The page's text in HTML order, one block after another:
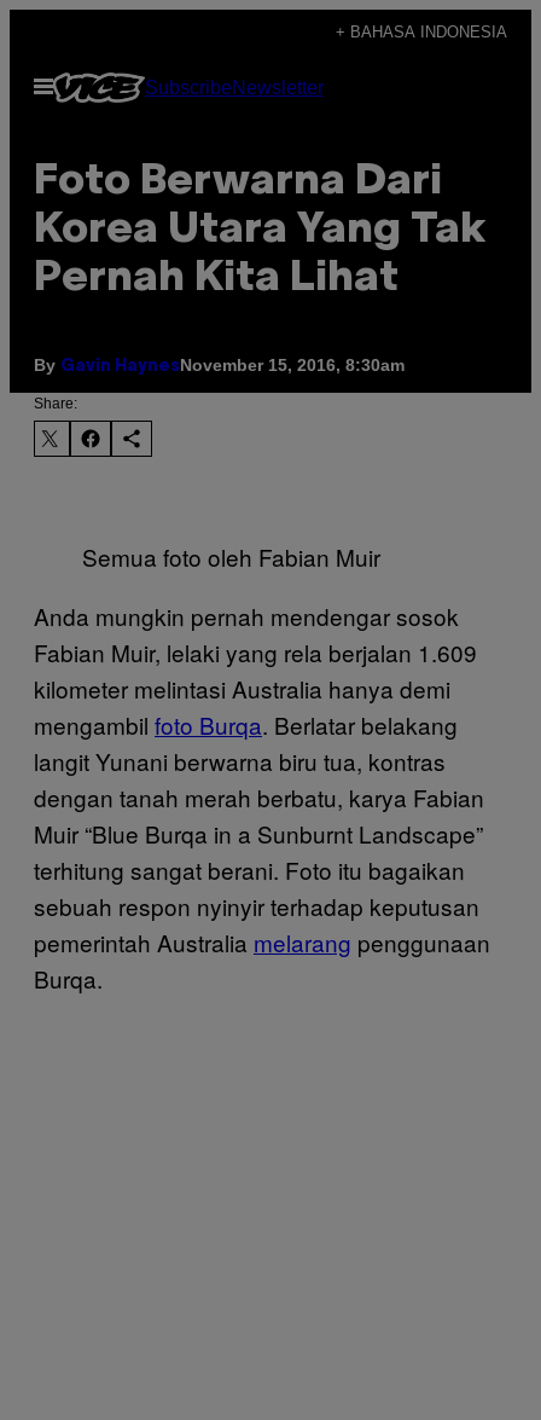
content
+ BAHASA INDONESIA
Open
Menu
SubscribeNewsletter
Foto Berwarna Dari
Korea Utara Yang Tak
Pernah Kita Lihat
By Gavin HaynesNovember 15, 2016, 8:30am
Share:
Semua foto oleh Fabian Muir
Anda mungkin pernah mendengar sosok
Fabian Muir, lelaki yang rela berjalan 1.609
kilometer melintasi Australia hanya demi
mengambil foto Burqa. Berlatar belakang
langit Yunani berwarna biru tua, kontras
dengan tanah merah berbatu, karya Fabian
Muir “Blue Burqa in a Sunburnt Landscape”
terhitung sangat berani. Foto itu bagaikan
sebuah respon nyinyir terhadap keputusan
pemerintah Australia melarang penggunaan
Burqa.